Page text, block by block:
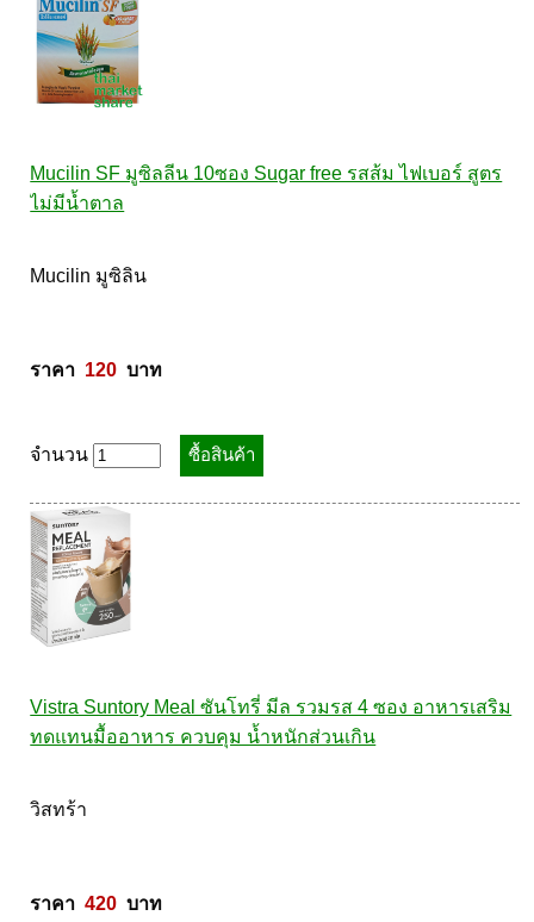
Mucilin SF มูซิลลีน 10ซอง Sugar free รสส้ม ไฟเบอร์ สูตร
ไม่มีน้ำตาล
Mucilin มูซิลิน
ราคา 120
  บาท
จำนวน
Vistra Suntory Meal ซันโทรี่ มีล รวมรส 4 ซอง อาหารเสริม
ทดแทนมื้ออาหาร ควบคุม น้ำหนักส่วนเกิน
วิสทร้า
ราคา 420
  บาท